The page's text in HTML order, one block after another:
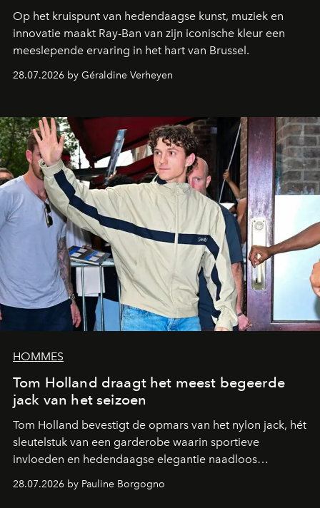
Op het kruispunt van hedendaagse kunst, muziek en
innovatie maakt Ray-Ban van zijn iconische kleur een
meeslepende ervaring in het hart van Brussel.
28.07.2026 by Géraldine Verheyen
HOMMES
Tom Holland draagt het meest begeerde
jack van het seizoen
Tom Holland bevestigt de opmars van het nylon jack, hét
sleutelstuk van een garderobe waarin sportieve
invloeden en hedendaagse elegantie naadloos
28.07.2026 by Pauline Borgogno